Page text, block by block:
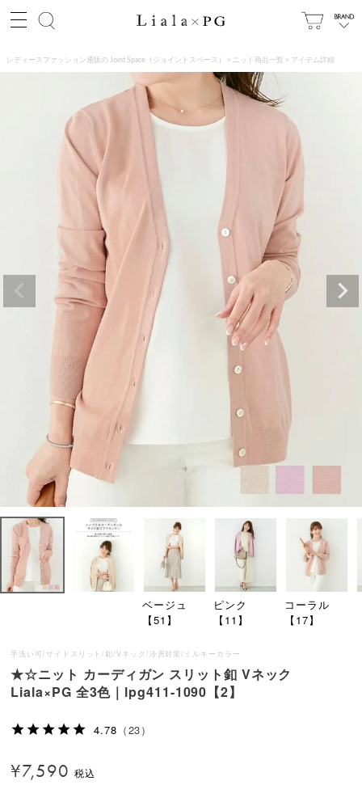
レディースファッション通販の Joint Space（ジョイントスペース） ニット商品一覧 アイテム詳細
ベージュ
【51】
ピンク
【11】
コーラル
【17】
手洗い可/サイドスリット/釦/Vネック/冷房対策/ミルキーカラー
★☆ニット カーディガン スリット釦 Vネック
Liala×PG 全3色｜lpg411-1090【2】
4.78 （23）
¥7,590